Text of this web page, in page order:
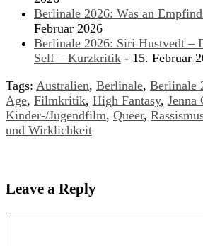
Berlinale 2026: Was an
Februar 2026
Berlinale 2026: Siri Hustvedt –
Self – Kurzkritik - 15. Februar
Tags: Australien, Berlinale, Berlinale
Age, Filmkritik, High Fantasy, Jenna
Kinder-/Jugendfilm, Queer,
und Wirklichkeit
Leave a Reply